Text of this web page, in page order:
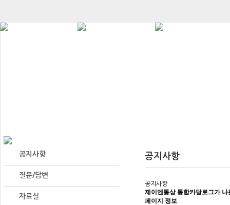
공지사항
질문/답변
자료실
공지사항
공지사항
제이엔통상 통합카달로그가
페이지 정보